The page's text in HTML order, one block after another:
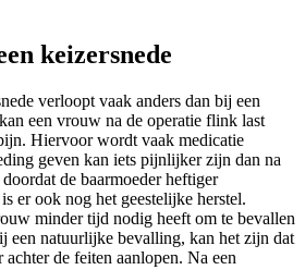
keizersnede
verloopt vaak anders dan bij een
een vrouw na de operatie flink last
Hiervoor wordt vaak medicatie
geven kan iets pijnlijker zijn dan na
de baarmoeder heftiger
er ook nog het geestelijke herstel.
minder tijd nodig heeft om te bevallen
een natuurlijke bevalling, kan het zijn dat
de feiten aanlopen. Na een